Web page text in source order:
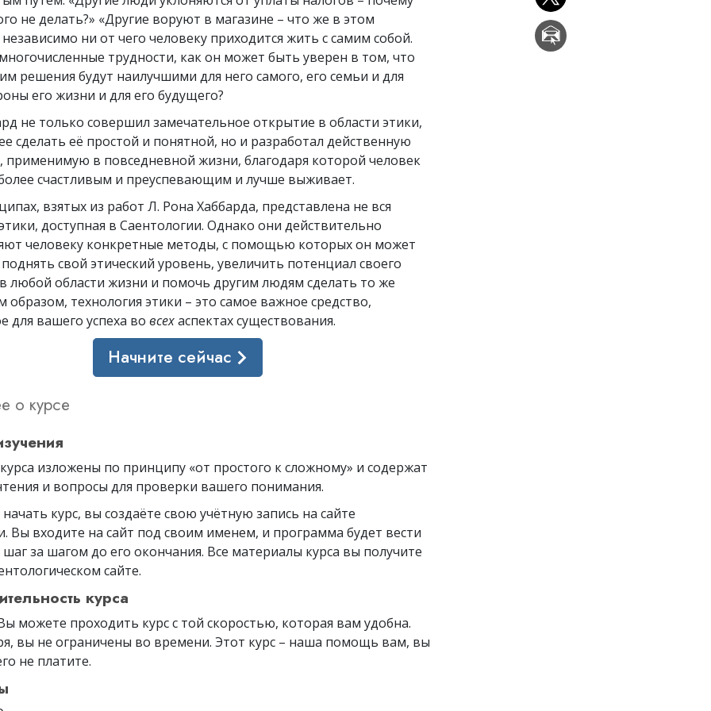
не делать?» «Другие воруют в магазине – что же в этом
ни от чего человеку приходится жить с самим собой.
трудности, как он может быть уверен в том, что
решения будут наилучшими для него самого, его семьи и для
его жизни и для его будущего?
не только совершил замечательное открытие в области этики,
сделать её простой и понятной, но и разработал действенную
применимую в повседневной жизни, благодаря которой человек
счастливым и преуспевающим и лучше выживает.
взятых из работ Л. Рона Хаббарда, представлена не вся
доступная в Саентологии. Однако они действительно
человеку конкретные методы, с помощью которых он может
свой этический уровень, увеличить потенциал своего
любой области жизни и помочь другим людям сделать то же
образом, технология этики – это самое важное средство,
для вашего успеха во всехаспектах существования.
Начните сейчас
о курсе
изложены по принципу «от простого к сложному» и содержат
и вопросы для проверки вашего понимания.
курс, вы создаёте свою учётную запись на сайте
Вы входите на сайт под своим именем, и программа будет вести
шаг за шагом до его окончания. Все материалы курса вы получите
сайте.
курса
можете проходить курс с той скоростью, которая вам удобна.
вы не ограничены во времени. Этот курс – наша помощь вам, вы
не платите.